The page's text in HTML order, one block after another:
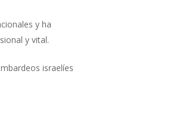
y ha
y vital.
israelíes